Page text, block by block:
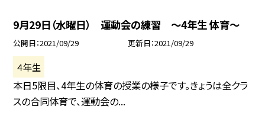
9月29日（水曜日） 運動会の練習 〜4年生 体育〜
公開日 2021/09/29 更新日 2021/09/29
４年生
本日5限目、4年生の体育の授業の様子です。きょうは全クラ
スの合同体育で、運動会の...